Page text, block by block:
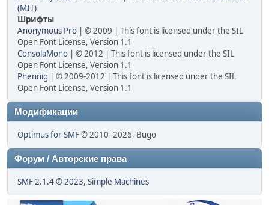
(MIT)
Шрифты
Anonymous Pro | © 2009 | This font is licensed under the SIL
Open Font License, Version 1.1
ConsolaMono | © 2012 | This font is licensed under the SIL
Open Font License, Version 1.1
Phennig | © 2009-2012 | This font is licensed under the SIL
Open Font License, Version 1.1
Модификации
Optimus for SMF© 2010–2026, Bugo
Форум / Авторские права
SMF 2.1.4 © 2023, Simple Machines